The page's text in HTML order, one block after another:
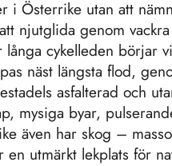
i Österrike utan att
njutglida genom
cykelleden börjar
näst längsta flod,
asfalterad och
mysiga byar,
även har skog –
en utmärkt lekplats för